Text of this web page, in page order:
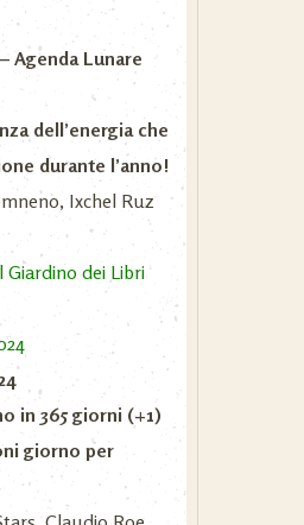
Agenda Lunare
dell’energia che
durante l’anno!
Ixchel Ruz
dei Libri
in 365 giorni (+1)
giorno per